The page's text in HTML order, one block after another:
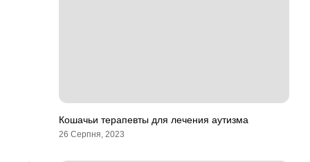
Кошачьи терапевты для лечения аутизма
26 Серпня, 2023